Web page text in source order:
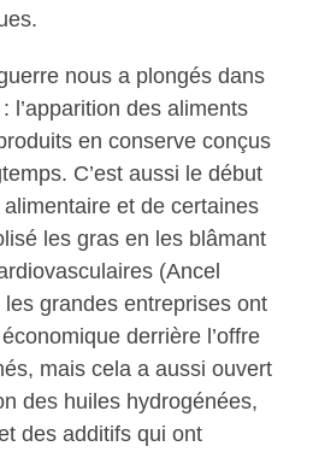
nous a plongés dans
l’apparition des aliments
en conserve conçus
C’est aussi le début
alimentaire et de certaines
les gras en les blâmant
(Ancel
grandes entreprises ont
derrière l’offre
mais cela a aussi ouvert
des huiles hydrogénées,
des additifs qui ont